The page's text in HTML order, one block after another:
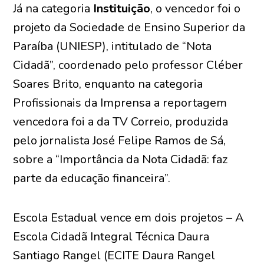
Já na categoria Instituição, o vencedor foi o
projeto da Sociedade de Ensino Superior da
Paraíba (UNIESP), intitulado de “Nota
Cidadã”, coordenado pelo professor Cléber
Soares Brito, enquanto na categoria
Profissionais da Imprensa a reportagem
vencedora foi a da TV Correio, produzida
pelo jornalista José Felipe Ramos de Sá,
sobre a “Importância da Nota Cidadã: faz
parte da educação financeira”.
Escola Estadual vence em dois projetos – A
Escola Cidadã Integral Técnica Daura
Santiago Rangel (ECITE Daura Rangel